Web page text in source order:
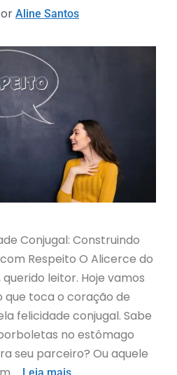
Aline Santos
Conjugal: Construindo
Respeito O Alicerce do
leitor. Hoje vamos
toca o coração de
felicidade conjugal. Sabe
no estômago
seu parceiro? Ou aquele